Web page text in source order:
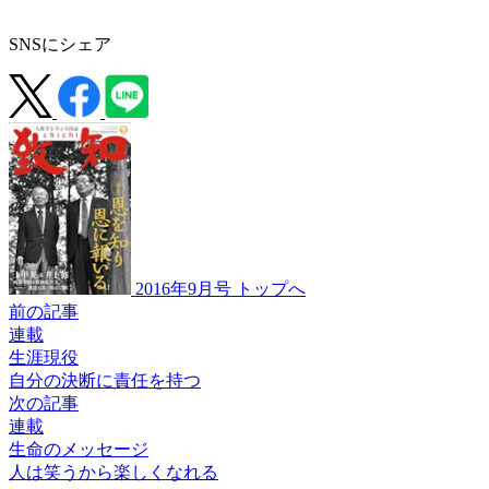
SNSにシェア
2016年9月号 トップへ
前の記事
連載
生涯現役
自分の決断に責任を持つ
次の記事
連載
生命のメッセージ
人は笑うから楽しくなれる